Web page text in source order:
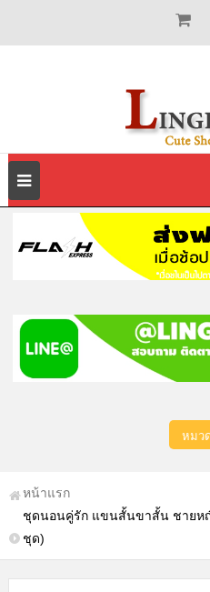
หมว
หน้าแรก
ชุดนอนคู่รัก แขนสั้นขาสั้น ชายห
ชุด)